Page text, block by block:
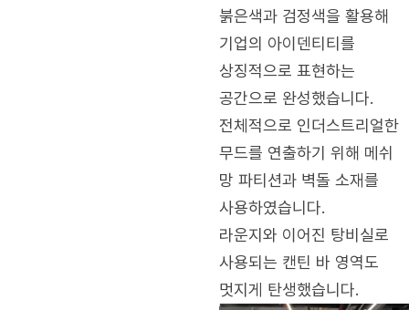
붉은색과 검정색을 활용해
기업의 아이덴티티를
상징적으로 표현하는
공간으로 완성했습니다.
전체적으로 인더스트리얼한
무드를 연출하기 위해 메쉬
망 파티션과 벽돌 소재를
사용하였습니다.
라운지와 이어진 탕비실로
사용되는 캔틴 바 영역도
멋지게 탄생했습니다.